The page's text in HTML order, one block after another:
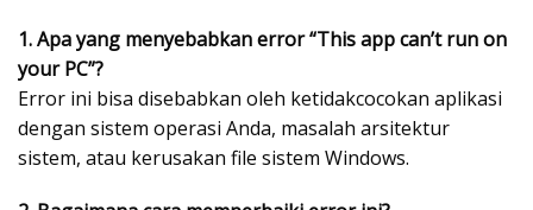
1. Apa yang menyebabkan error “This app can’t run on
your PC”?
Error ini bisa disebabkan oleh ketidakcocokan aplikasi
dengan sistem operasi Anda, masalah arsitektur
sistem, atau kerusakan file sistem Windows.